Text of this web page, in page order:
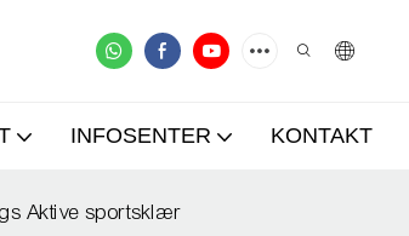
INFOSENTER KONTAKT
Aktive sportsklær